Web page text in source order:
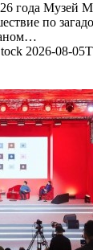
года Музей
по
2026-08-